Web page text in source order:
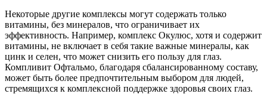
Некоторые другие комплексы могут содержать только
витамины, без минералов, что ограничивает их
эффективность. Например, комплекс Окулюс, хотя и содержит
витамины, не включает в себя такие важные минералы, как
цинк и селен, что может снизить его пользу для глаз.
Компливит Офтальмо, благодаря сбалансированному составу,
может быть более предпочтительным выбором для людей,
стремящихся к комплексной поддержке здоровья своих глаз.